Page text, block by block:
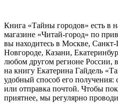
Книга «Тайны городов» есть в
магазине «Читай-город» по
вы находитесь в Москве,
Новгороде, Казани,
любом другом регионе России,
на книгу Екатерина Гайдель
удобный способ его получения:
или отправка почтой. Чтобы
приятнее, мы регулярно